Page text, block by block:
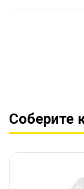
Соберите